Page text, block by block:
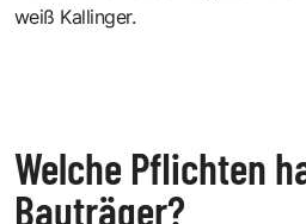
weiß Kallinger.
Welche Pflichten
Bauträger?